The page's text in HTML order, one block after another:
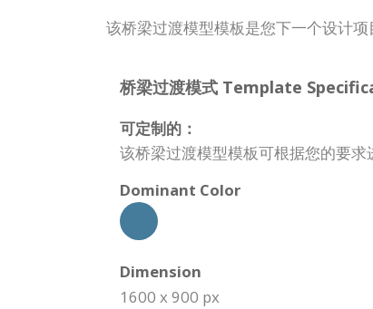
该桥梁过渡模型模板是您下一个设计
桥梁过渡模式 Template
可定制的：
该桥梁过渡模型模板可根据您的要求
Dominant Color
Dimension
1600 x 900 px